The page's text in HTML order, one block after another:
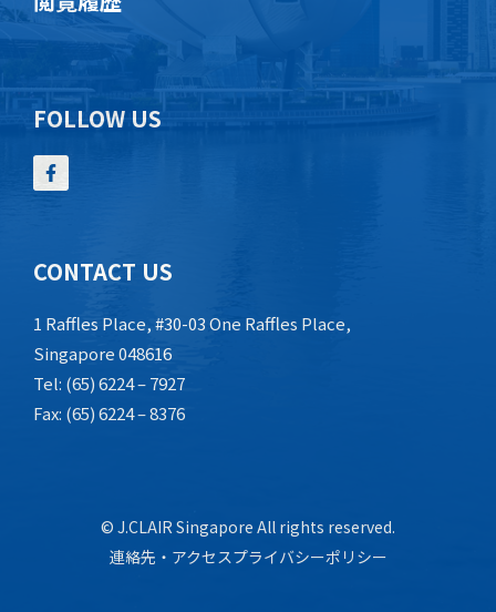
FOLLOW US
CONTACT US
1 Raffles Place, #30-03 One Raffles Place,
Singapore 048616
Tel: (65) 6224 – 7927
Fax: (65) 6224 – 8376
© J.CLAIR Singapore All rights reserved.
連絡先・アクセスプライバシーポリシー